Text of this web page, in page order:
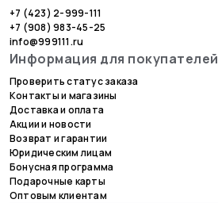
+7 (423) 2-999-111
+7 (908) 983-45-25
info@999111.ru
Информация для покупателей
Проверить статус заказа
Контакты и магазины
Доставка и оплата
Акции и новости
Возврат и гарантии
Юридическим лицам
Бонусная программа
Подарочные карты
Оптовым клиентам